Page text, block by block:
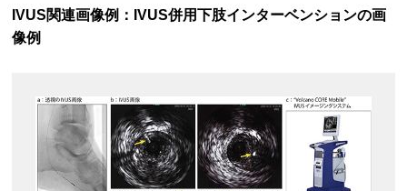
IVUS関連画像例：IVUS併用下肢インターベンションの画
像例